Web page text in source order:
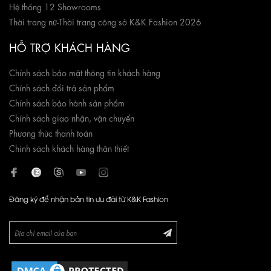
Hệ thống 12 Showrooms
Thời trang nữ-Thời trang công sở K&K Fashion 2026
HỖ TRỢ KHÁCH HÀNG
Chính sách bảo mật thông tin khách hàng
Chính sách đổi trả sản phẩm
Chính sách bảo hành sản phẩm
Chính sách giao nhận, vận chuyển
Phương thức thanh toán
Chính sách khách hàng thân thiết
Đăng ký để nhận bản tin ưu đãi từ K&K Fashion